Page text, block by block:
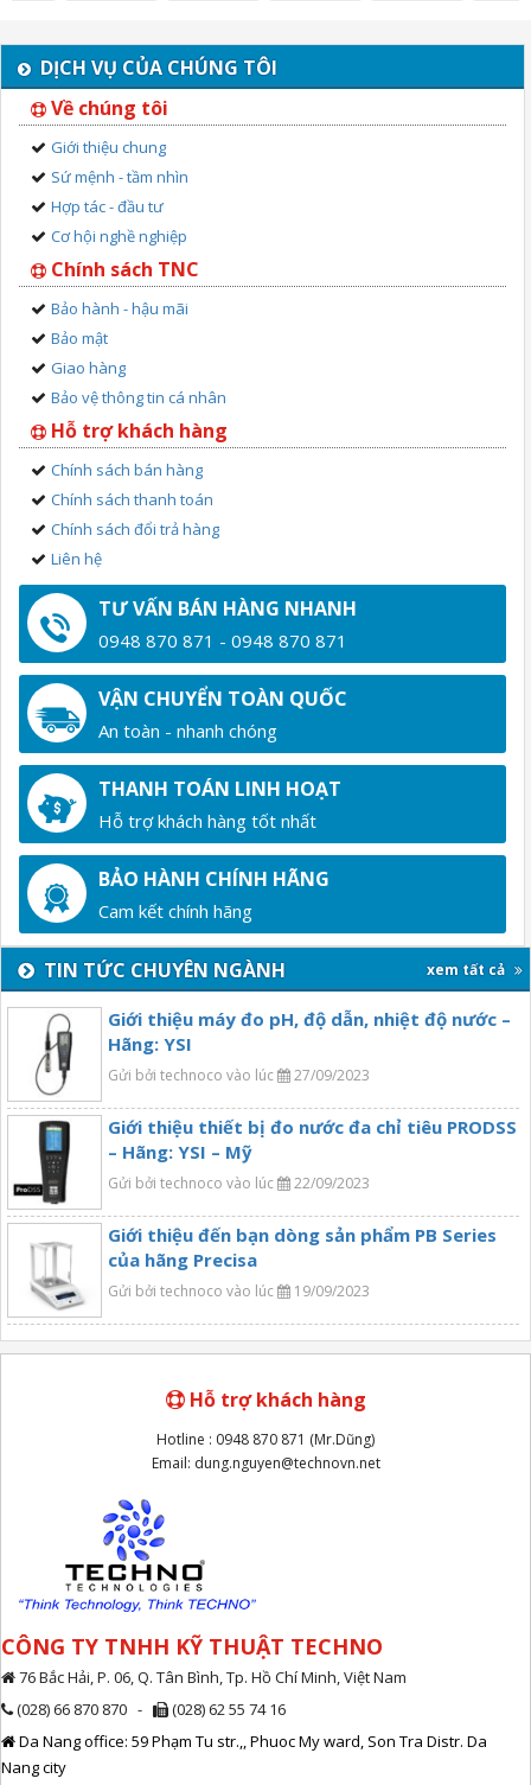
DỊCH VỤ CỦA CHÚNG TÔI
Về chúng tôi
Giới thiệu chung
Sứ mệnh - tầm nhìn
Hợp tác - đầu tư
Cơ hội nghề nghiệp
Chính sách TNC
Bảo hành - hậu mãi
Bảo mật
Giao hàng
Bảo vệ thông tin cá nhân
Hỗ trợ khách hàng
Chính sách bán hàng
Chính sách thanh toán
Chính sách đổi trả hàng
Liên hệ
TƯ VẤN BÁN HÀNG NHANH
0948 870 871 - 0948 870 871
VẬN CHUYỂN TOÀN QUỐC
An toàn - nhanh chóng
THANH TOÁN LINH HOẠT
Hỗ trợ khách hàng tốt nhất
BẢO HÀNH CHÍNH HÃNG
Cam kết chính hãng
TIN TỨC CHUYÊN NGÀNH xem tất cả
Giới thiệu máy đo pH, độ dẫn, nhiệt độ nước –
Hãng: YSI
Gửi bởi technoco vào lúc 27/09/2023
Giới thiệu thiết bị đo nước đa chỉ tiêu PRODSS
– Hãng: YSI – Mỹ
Gửi bởi technoco vào lúc 22/09/2023
Giới thiệu đến bạn dòng sản phẩm PB Series
của hãng Precisa
Gửi bởi technoco vào lúc 19/09/2023
Hỗ trợ khách hàng
Hotline : 0948 870 871 (Mr.Dũng)
Email: dung.nguyen@technovn.net
CÔNG TY TNHH KỸ THUẬT TECHNO
76 Bắc Hải, P. 06, Q. Tân Bình, Tp. Hồ Chí Minh, Việt Nam
(028) 66 870 870 -
(028) 62 55 74 16
Da Nang office: 59 Phạm Tu str.,, Phuoc My ward, Son Tra Distr. Da
Nang city